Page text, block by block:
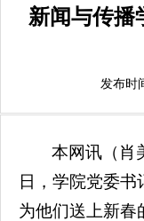
新闻与传播
发布时
本网讯（肖
日，学院党委书
为他们送上新春